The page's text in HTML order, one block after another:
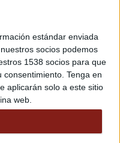
estándar enviada
socios podemos
1538 socios para que
Tenga en
aplicarán solo a este sitio
web.